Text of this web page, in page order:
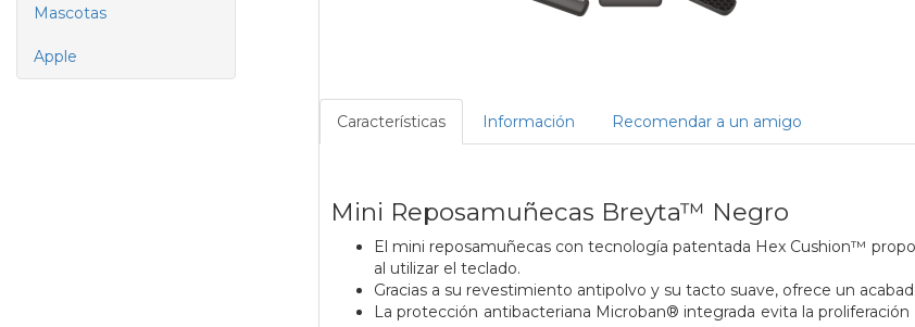
Mascotas
Apple
Características Información Recomendar a un amigo
Mini Reposamuñecas Breyta™ Negro
El mini reposamuñecas con tecnología patentada Hex Cushion™
al utilizar el teclado.
Gracias a su revestimiento antipolvo y su tacto suave, ofrece un
La protección antibacteriana Microban® integrada evita la